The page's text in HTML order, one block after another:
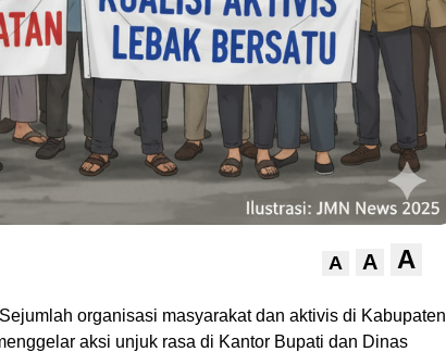
A A A
Sejumlah organisasi masyarakat dan aktivis di Kabupaten
aksi unjuk rasa di Kantor Bupati dan Dinas